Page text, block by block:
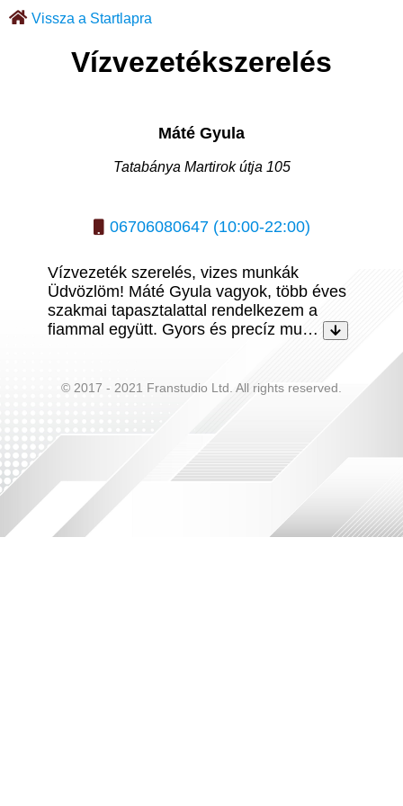
Vissza a Startlapra
Vízvezetékszerelés
Máté Gyula
Tatabánya Martirok útja 105
06706080647 (10:00-22:00)
Vízvezeték szerelés, vizes munkák
Üdvözlöm! Máté Gyula vagyok, több éves
szakmai tapasztalattal rendelkezem a
fiammal együtt. Gyors és precíz mu…
© 2017 - 2021 Franstudio Ltd. All rights reserved.